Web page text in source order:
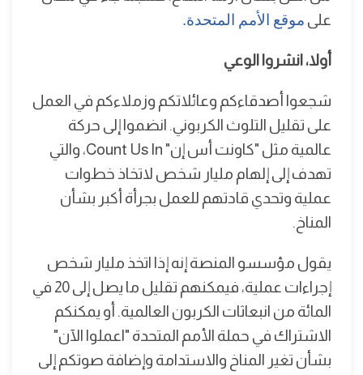
على موقع الأمم المتحدة.
أولا، انشروا الوعي
شجعوا أصدقاءكم وعائلاتكم وزملاءكم في العمل
على تقليل التلوث الكربوني. انضموا إلى حركة
عالمية مثل "كاونت أس إن" Count Us In، والتي
تهدف إلى إلهام مليار شخص لاتخاذ خطوات
عملية وتحدي قادتهم للعمل بجرأة أكبر بشأن
المناخ.
يقول مؤسسو المنصة إنه إذا اتخذ مليار شخص
إجراءات عملية، فيمكنهم تقليل ما يصل إلى 20 في
المائة من انبعاثات الكربون العالمية. أو يمكنكم
الاشتراك في حملة الأمم المتحدة "اعملوا الآن"
بشأن تغير المناخ والاستدامة وإضافة صوتكم إلى